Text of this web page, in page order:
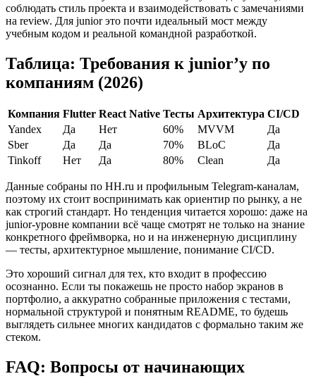
соблюдать стиль проекта и взаимодействовать с замечаниями
на review. Для junior это почти идеальный мост между
учебным кодом и реальной командной разработкой.
Таблица: Требования к junior’у по
компаниям (2026)
Компания Flutter React Native Тесты Архитектура CI/CD
Yandex
Да Нет 60% MVVM
Да
Sber
Да Да 70% BLoC
Да
Tinkoff
Нет Да 80% Clean Да
Данные собраны по HH.ru и профильным Telegram-каналам,
поэтому их стоит воспринимать как ориентир по рынку, а не
как строгий стандарт. Но тенденция читается хорошо: даже на
junior-уровне компании всё чаще смотрят не только на знание
конкретного фреймворка, но и на инженерную дисциплину
— тесты, архитектурное мышление, понимание CI/CD.
Это хороший сигнал для тех, кто входит в профессию
осознанно. Если ты покажешь не просто набор экранов в
портфолио, а аккуратно собранные приложения с тестами,
нормальной структурой и понятным README, то будешь
выглядеть сильнее многих кандидатов с формально таким же
стеком.
FAQ: Вопросы от начинающих